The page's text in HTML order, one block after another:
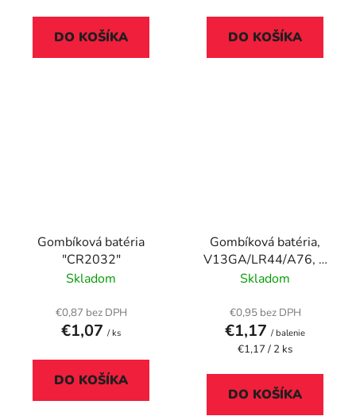
DO KOŠÍKA DO KOŠÍKA
Gombíková batéria
"CR2032"
Skladom
€0,87 bez DPH
€1,07 / ks
DO KOŠÍKA
Gombíková batéria,
V13GA/LR44/A76, 2
ks, VARTA
Skladom
€0,95 bez DPH
€1,17 / balenie
Jednotková
€1,17 / 2 ks
DO KOŠÍKA